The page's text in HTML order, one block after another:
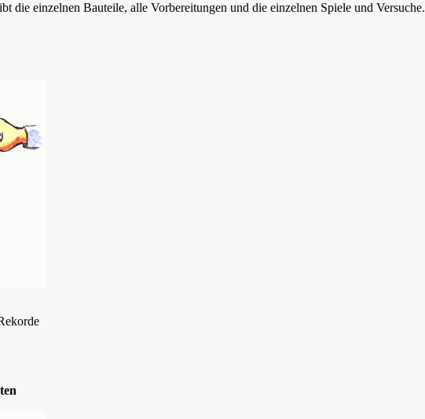
die einzelnen Bauteile, alle Vorbereitungen und die einzelnen Spiele und Versuche.